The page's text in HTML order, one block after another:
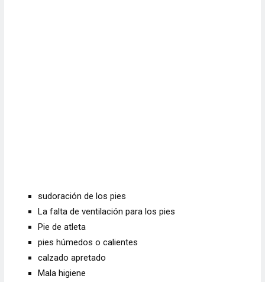
sudoración de los pies
La falta de ventilación para los pies
Pie de atleta
pies húmedos o calientes
calzado apretado
Mala higiene